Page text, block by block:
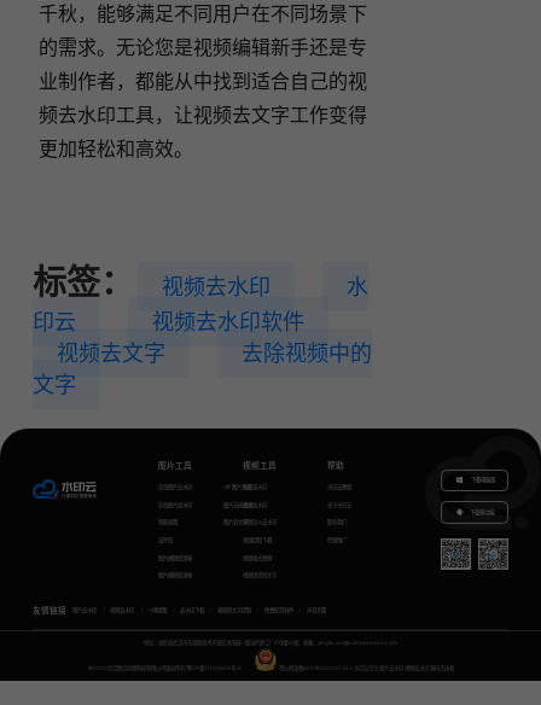
千秋，能够满足不同用户在不同场景下
的需求。无论您是视频编辑新手还是专
业制作者，都能从中找到适合自己的视
频去水印工具，让视频去文字工作变得
更加轻松和高效。
标签： 视频去水印
水
印云
视频去水印软件
视频去文字
去除视频中的
文字
图片工具
在线图片去水印
在线图片加水印
智能抠图
证件照
图片模糊变清晰
图片模糊变清晰
GIF图片生成
图片无损放大
图片转文字
视频工具
视频去水印
视频加水印
视频怎么去水印
视频提取下载
视频格式转换
视频语音转文字
帮助
水印云教程
关于水印云
联系我们
代理推广
下载电脑版
下载移动端
友情链接 图片去水印 视频去水印 一键抠图 去水印下载 视频转文字提取 免费配音软件 声音克隆
地址：湖北省武汉市东湖新技术开发区关南园一路当代梦工厂4号楼10楼，邮箱：yinglin.wu@udreamtech.com
©2020武汉联合创想科技有限公司版权所有 鄂ICP备17031026号-8 鄂公网安备42018502007353 水印云专注 图片去水印 视频去水印 国内杰出者